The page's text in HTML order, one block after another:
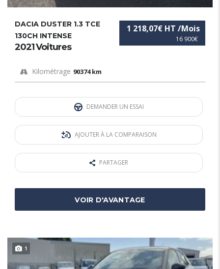
16 900€
1 218,07€ HT /Mois
DACIA DUSTER 1.3 TCE
130CH INTENSE
2021 Voitures
Kilométrage 90374 km
DEMANDER UN ESSAI
AJOUTER À LA COMPARAISON
PARTAGER
VOIR D'AVANTAGE
1